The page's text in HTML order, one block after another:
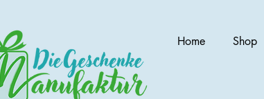
Home Shop